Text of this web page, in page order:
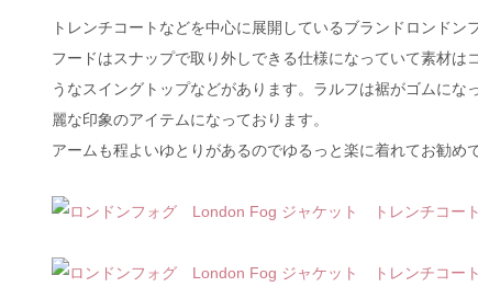
トレンチコートなどを中心に展開しているブランドロンドン
フードはスナップで取り外しできる仕様になっていて素材
うなスイングトップなどがあります。ラルフは裾がゴムに
麗な印象のアイテムになっております。
アームも程よいゆとりがあるのでゆるっと楽に着れてお勧めで